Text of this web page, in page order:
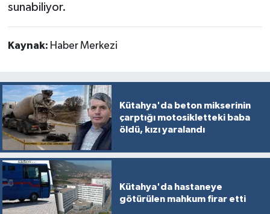
sunabiliyor.
Kaynak: Haber Merkezi
Kütahya'da beton mikserinin
çarptığı motosikletteki baba
öldü, kızı yaralandı
Kütahya'da hastaneye
götürülen mahkum firar etti